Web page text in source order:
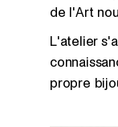
de l'Art
L'atelier
propre